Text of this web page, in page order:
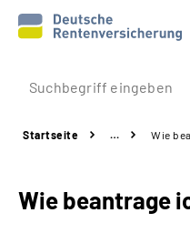
Prävention
Rente
Startseite … Wie
Wie beantrage